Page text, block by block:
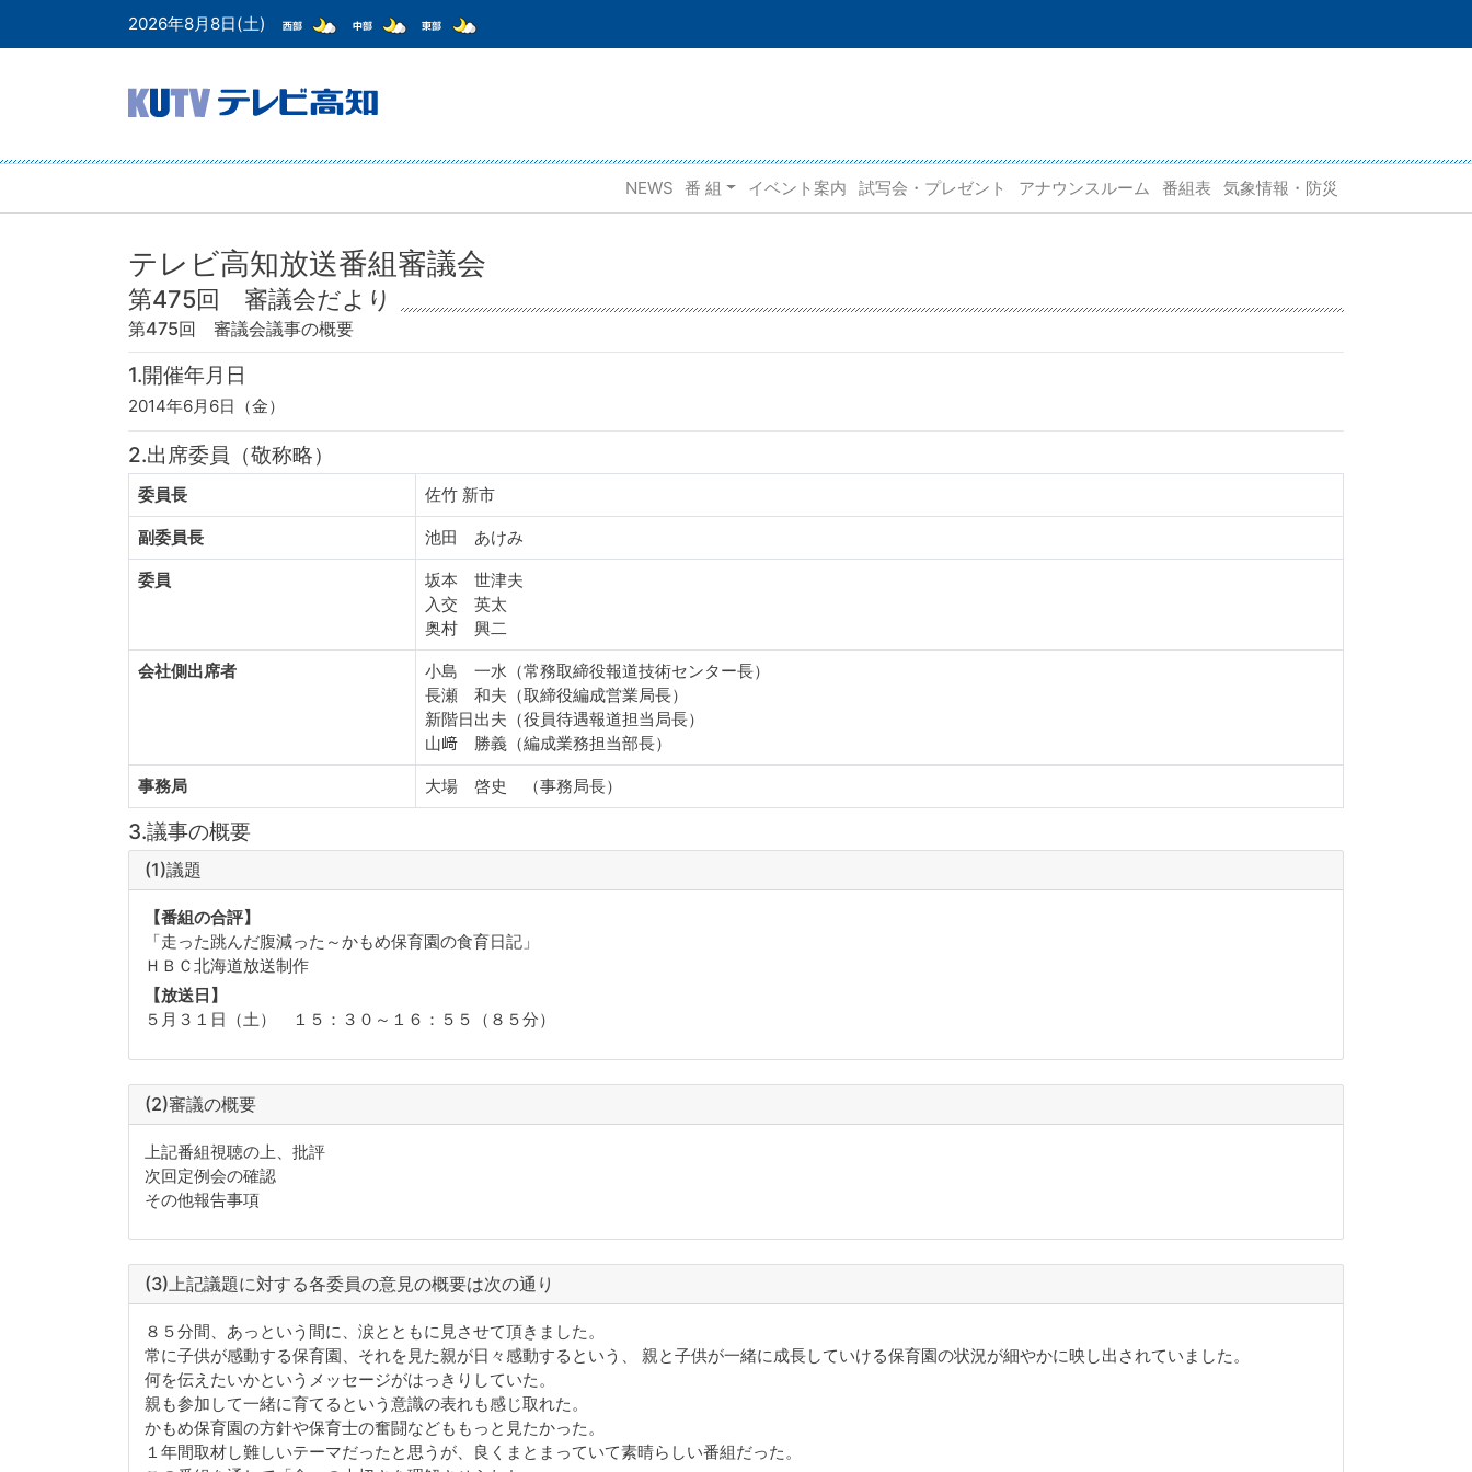
2026年8月8日(土)
NEWS 番 組 イベント案内 試写会・プレゼント アナウンスルーム 番組表 気象情報・防災
テレビ高知放送番組審議会
第475回 審議会だより
第475回 審議会議事の概要
1.開催年月日
2014年6月6日（金）
2.出席委員（敬称略）
委員長 佐竹 新市
副委員長 池田 あけみ
委員
坂本 世津夫
入交 英太
奥村 興二
会社側出席者
小島 一水（常務取締役報道技術センター長）
長瀬 和夫（取締役編成営業局長）
新階日出夫（役員待遇報道担当局長）
山﨑 勝義（編成業務担当部長）
事務局 大場 啓史 （事務局長）
3.議事の概要
(1)議題
【番組の合評】
「走った跳んだ腹減った～かもめ保育園の食育日記」
ＨＢＣ北海道放送制作
【放送日】
５月３１日（土） １５：３０～１６：５５（８５分）
(2)審議の概要
上記番組視聴の上、批評
次回定例会の確認
その他報告事項
(3)上記議題に対する各委員の意見の概要は次の通り
８５分間、あっという間に、涙とともに見させて頂きました。
常に子供が感動する保育園、それを見た親が日々感動するという、 親と子供が一緒に成長していける保育園の状況が細やかに映し出されていました。
何を伝えたいかというメッセージがはっきりしていた。
親も参加して一緒に育てるという意識の表れも感じ取れた。
かもめ保育園の方針や保育士の奮闘などももっと見たかった。
１年間取材し難しいテーマだったと思うが、良くまとまっていて素晴らしい番組だった。